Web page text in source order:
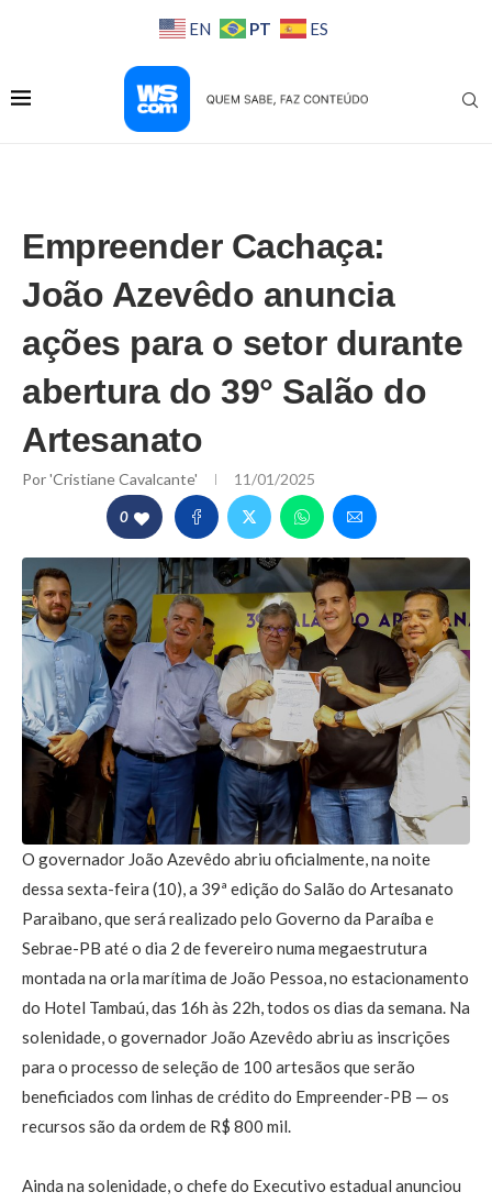
EN PT ES
Empreender Cachaça:
João Azevêdo anuncia
ações para o setor durante
abertura do 39° Salão do
Artesanato
Por'Cristiane Cavalcante' 11/01/2025
0
O governador João Azevêdo abriu oficialmente, na noite
dessa sexta-feira (10), a 39ª edição do Salão do Artesanato
Paraibano, que será realizado pelo Governo da Paraíba e
Sebrae-PB até o dia 2 de fevereiro numa megaestrutura
montada na orla marítima de João Pessoa, no estacionamento
do Hotel Tambaú, das 16h às 22h, todos os dias da semana. Na
solenidade, o governador João Azevêdo abriu as inscrições
para o processo de seleção de 100 artesãos que serão
beneficiados com linhas de crédito do Empreender-PB — os
recursos são da ordem de R$ 800 mil.
Ainda na solenidade, o chefe do Executivo estadual anunciou